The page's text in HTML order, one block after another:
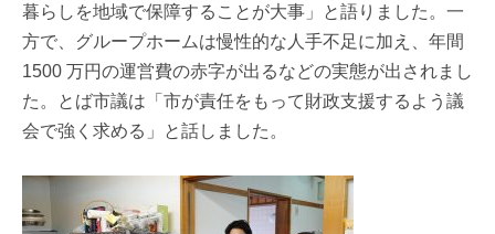
暮らしを地域で保障することが大事」と語りました。一
方で、グループホームは慢性的な人手不足に加え、年間
1500 万円の運営費の赤字が出るなどの実態が出されまし
た。とば市議は「市が責任をもって財政支援するよう議
会で強く求める」と話しました。